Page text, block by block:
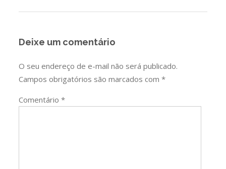
Deixe um comentário
O seu endereço de e-mail não será publicado.
Campos obrigatórios são marcados com*
Comentário*